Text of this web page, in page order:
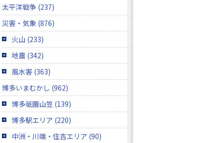
太平洋戦争 (237)
災害・気象 (876)
火山 (233)
地震 (342)
風水害 (363)
博多いまむかし (962)
博多祇園山笠 (139)
博多駅エリア (220)
中洲・川端・住吉エリア (90)